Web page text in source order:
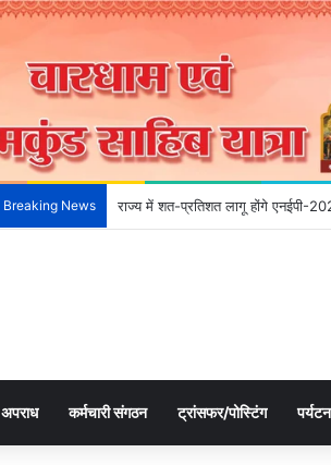
Breaking News राज्य में शत-प्रतिशत लागू होंगे एनईपी-
अपराध कर्मचारी संगठन ट्रांसफर/पोस्टिंग पर्यटन